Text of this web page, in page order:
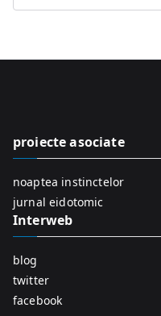
proiecte asociate
noaptea instinctelor
jurnal eidotomic
Interweb
blog
twitter
facebook